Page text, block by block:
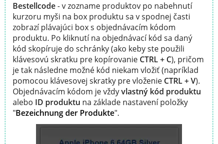
Bestellcode- v zozname produktov po nabehnutí
kurzoru myši na box produktu sa v spodnej časti
zobrazí plávajúci box s objednávacím kódom
produktu. Po kliknutí na objednávací kód sa daný
kód skopíruje do schránky (ako keby ste použili
klávesovú skratku pre kopírovanie CTRL + C), pričom
je tak následne možné kód niekam vložiť (napríklad
pomocou klávesovej skratky pre vloženie CTRL + V).
Objednávacím kódom je vždyvlastný kód produktu
alebo ID produktu na základe nastavení položky
"Bezeichnung der Produkte".